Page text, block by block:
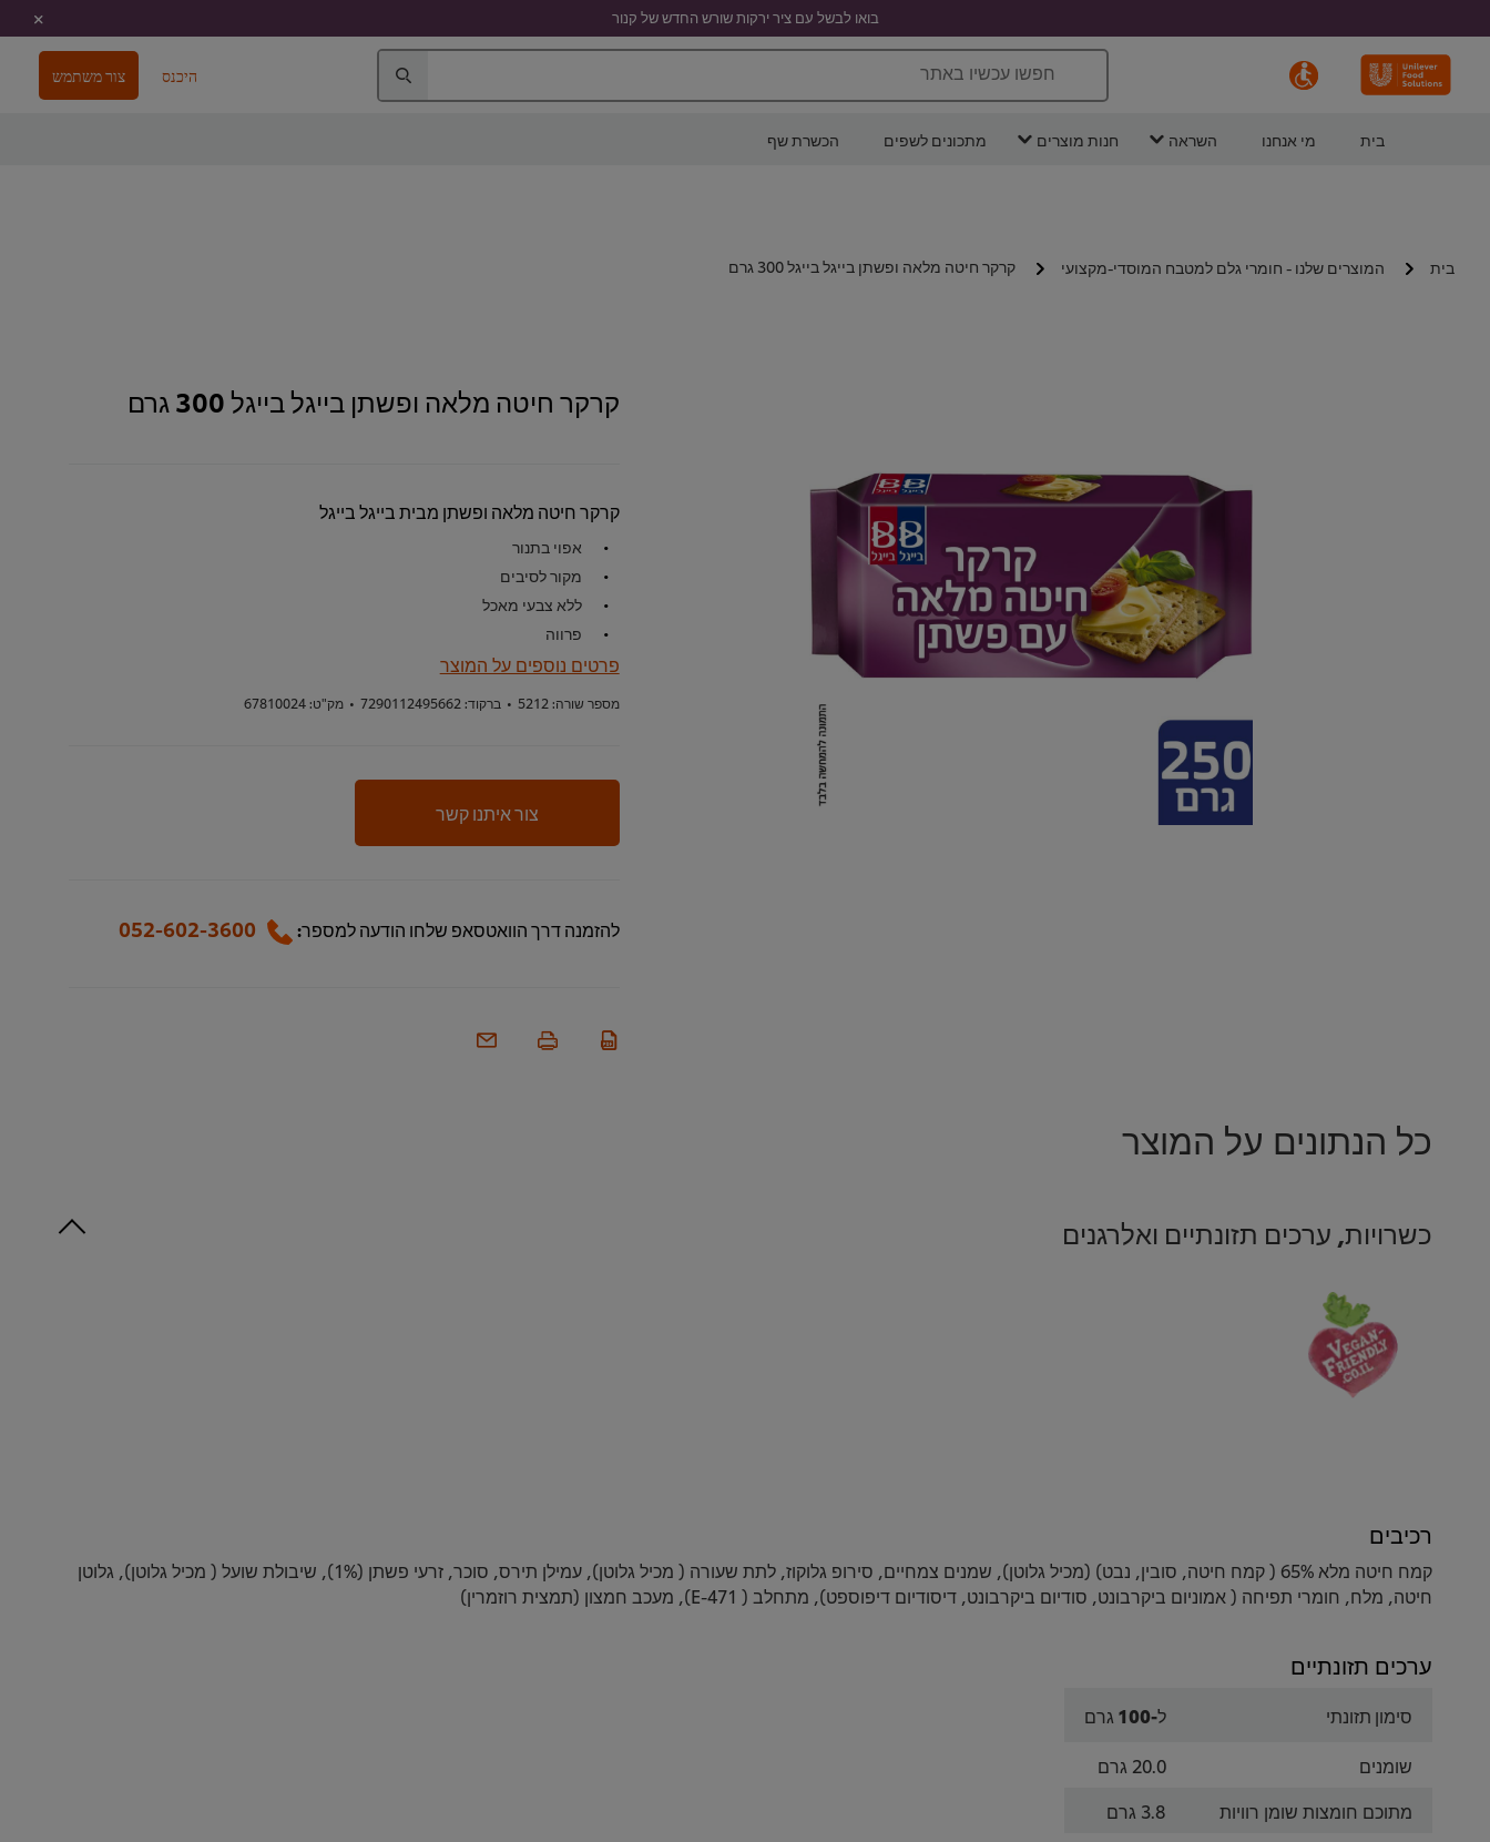
בואו לבשל עם ציר ירקות שורש החדש של קנור
חפשו עכשיו באתר היכנס צור משתמש
בית מי אנחנו השראה חנות מוצרים מתכונים לשפים הכשרת שף
בית המוצרים שלנו - חומרי גלם למטבח המוסדי-מקצועי קרקר חיטה מלאה ופשתן בייגל בייגל 300 גרם
קרקר חיטה מלאה ופשתן בייגל בייגל 300 גרם
קרקר חיטה מלאה ופשתן מבית בייגל בייגל
אפוי בתנור
מקור לסיבים
ללא צבעי מאכל
פרווה
פרטים נוספים על המוצר
מספר שורה:5212
• ברקוד:7290112495662
• מק"ט:67810024
צור איתנו קשר
להזמנה דרך הוואטסאפ שלחו הודעה למספר: 052-602-3600
כל הנתונים על המוצר
כשרויות, ערכים תזונתיים ואלרגנים
רכיבים
קמח חיטה מלא 65% ( קמח חיטה, סובין, נבט) (מכיל גלוטן), שמנים צמחיים, סירופ גלוקוז, לתת שעורה ( מכיל גלוטן), עמילן תירס, סוכר, זרעי פשתן (1%), שיבולת שועל ( מכיל גלוטן), גלוטן
חיטה, מלח, חומרי תפיחה ( אמוניום ביקרבונט, סודיום ביקרבונט, דיסודיום דיפוספט), מתחלב ( E-471), מעכב חמצון (תמצית רוזמרין)
ערכים תזונתיים
סימון תזונתי
ל-100 גרם
שומנים
20.0 גרם
מתוכם חומצות שומן רוויות
3.8 גרם